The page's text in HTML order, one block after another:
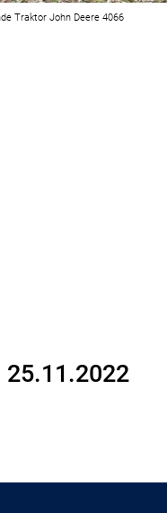
Traktor John Deere 4066
25.11.2022